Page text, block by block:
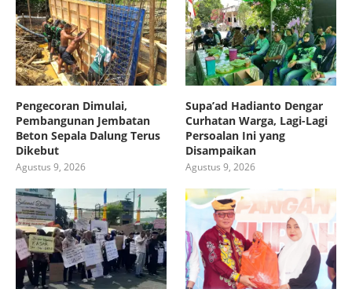
Pengecoran Dimulai,
Pembangunan Jembatan
Beton Sepala Dalung Terus
Dikebut
Agustus 9, 2026
Supa’ad Hadianto Dengar
Curhatan Warga, Lagi-Lagi
Persoalan Ini yang
Disampaikan
Agustus 9, 2026